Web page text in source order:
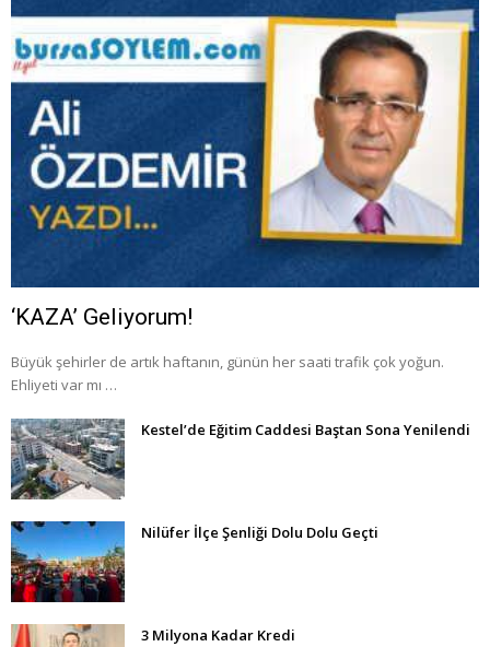
‘KAZA’ Geliyorum!
Büyük şehirler de artık haftanın, günün her saati trafik çok yoğun.
Ehliyeti var mı …
Kestel’de Eğitim Caddesi Baştan Sona Yenilendi
Nilüfer İlçe Şenliği Dolu Dolu Geçti
3 Milyona Kadar Kredi